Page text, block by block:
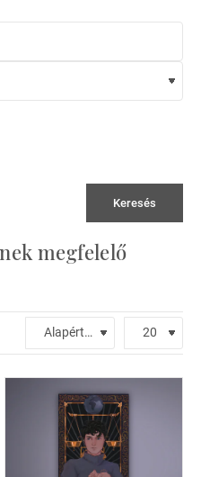
Keresés
megfelelő